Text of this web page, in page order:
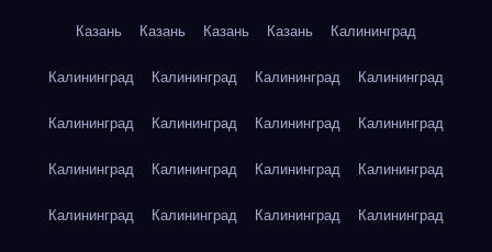
Казань Казань Казань Казань Калининград
Калининград Калининград Калининград Калининград
Калининград Калининград Калининград Калининград
Калининград Калининград Калининград Калининград
Калининград Калининград Калининград Калининград